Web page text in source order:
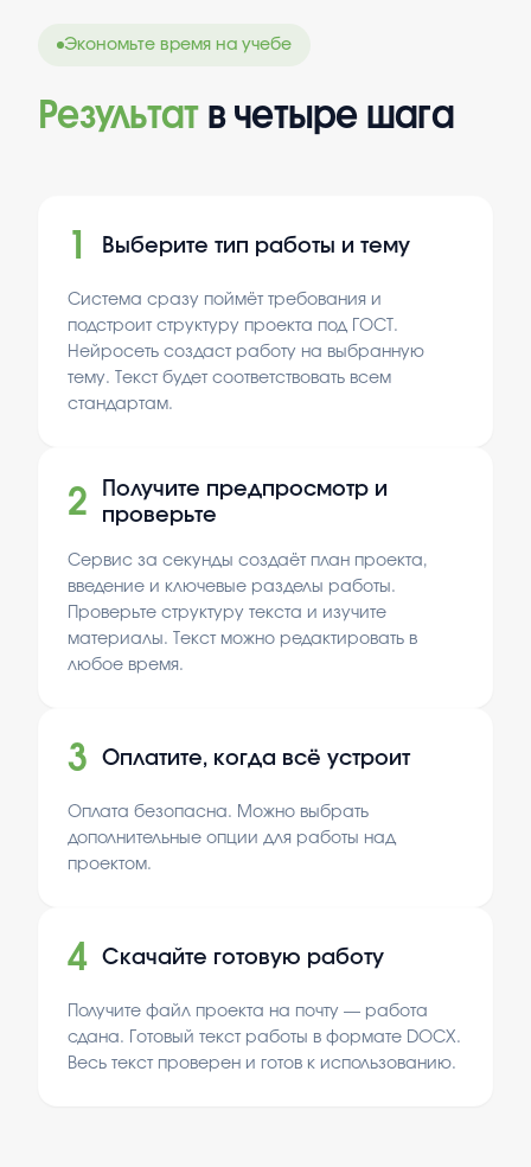
Экономьте время на учебе
Результат в четыре шага
1 Выберите тип работы и тему
Система сразу поймёт требования и
подстроит структуру проекта под ГОСТ.
Нейросеть создаст работу на выбранную
тему. Текст будет соответствовать всем
стандартам.
2
Получите предпросмотр и
проверьте
Сервис за секунды создаёт план проекта,
введение и ключевые разделы работы.
Проверьте структуру текста и изучите
материалы. Текст можно редактировать в
любое время.
3 Оплатите, когда всё устроит
Оплата безопасна. Можно выбрать
дополнительные опции для работы над
проектом.
4 Скачайте готовую работу
Получите файл проекта на почту — работа
сдана. Готовый текст работы в формате DOCX.
Весь текст проверен и готов к использованию.